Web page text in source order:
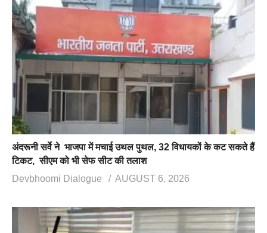
अंदरूनी सर्वे ने भाजपा में मचाई उथल पुथल, 32 विधायकों के कट सकते हैं
टिकट, सीएम को भी सेफ सीट की तलाश
Devbhoomi Dialogue
AUGUST 6, 2026